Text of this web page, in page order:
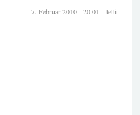
7. Februar 2010 - 20:01 – tetti